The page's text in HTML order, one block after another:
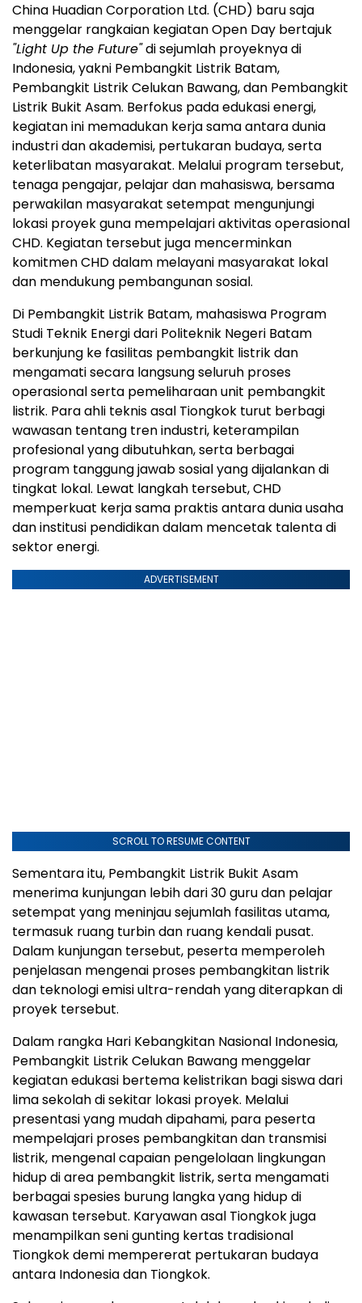
China Huadian Corporation Ltd. (CHD) baru saja
menggelar rangkaian kegiatan Open Day bertajuk
"Light Up the Future"di sejumlah proyeknya di
Indonesia, yakni Pembangkit Listrik Batam,
Pembangkit Listrik Celukan Bawang, dan Pembangkit
Listrik Bukit Asam. Berfokus pada edukasi energi,
kegiatan ini memadukan kerja sama antara dunia
industri dan akademisi, pertukaran budaya, serta
keterlibatan masyarakat. Melalui program tersebut,
tenaga pengajar, pelajar dan mahasiswa, bersama
perwakilan masyarakat setempat mengunjungi
lokasi proyek guna mempelajari aktivitas operasional
CHD. Kegiatan tersebut juga mencerminkan
komitmen CHD dalam melayani masyarakat lokal
dan mendukung pembangunan sosial.
Di Pembangkit Listrik Batam, mahasiswa Program
Studi Teknik Energi dari Politeknik Negeri Batam
berkunjung ke fasilitas pembangkit listrik dan
mengamati secara langsung seluruh proses
operasional serta pemeliharaan unit pembangkit
listrik. Para ahli teknis asal Tiongkok turut berbagi
wawasan tentang tren industri, keterampilan
profesional yang dibutuhkan, serta berbagai
program tanggung jawab sosial yang dijalankan di
tingkat lokal. Lewat langkah tersebut, CHD
memperkuat kerja sama praktis antara dunia usaha
dan institusi pendidikan dalam mencetak talenta di
sektor energi.
ADVERTISEMENT
SCROLL TO RESUME CONTENT
Sementara itu, Pembangkit Listrik Bukit Asam
menerima kunjungan lebih dari 30 guru dan pelajar
setempat yang meninjau sejumlah fasilitas utama,
termasuk ruang turbin dan ruang kendali pusat.
Dalam kunjungan tersebut, peserta memperoleh
penjelasan mengenai proses pembangkitan listrik
dan teknologi emisi ultra-rendah yang diterapkan di
proyek tersebut.
Dalam rangka Hari Kebangkitan Nasional Indonesia,
Pembangkit Listrik Celukan Bawang menggelar
kegiatan edukasi bertema kelistrikan bagi siswa dari
lima sekolah di sekitar lokasi proyek. Melalui
presentasi yang mudah dipahami, para peserta
mempelajari proses pembangkitan dan transmisi
listrik, mengenal capaian pengelolaan lingkungan
hidup di area pembangkit listrik, serta mengamati
berbagai spesies burung langka yang hidup di
kawasan tersebut. Karyawan asal Tiongkok juga
menampilkan seni gunting kertas tradisional
Tiongkok demi mempererat pertukaran budaya
antara Indonesia dan Tiongkok.